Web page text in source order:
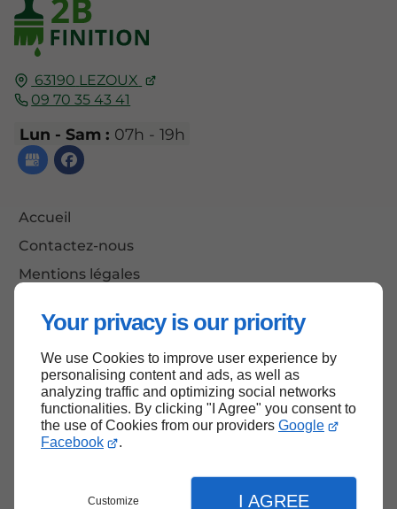
Your privacy is our priority
We use Cookies to improve user experience by
personalising content and ads, as well as
analyzing traffic and optimizing social networks
functionalities. By clicking "I Agree" you consent to
the use of Cookies from our providers Google
Facebook
.
Customize I AGREE
63190 LEZOUX
09 70 35 43 41
Lun - Sam : 07h - 19h
Accueil
Contactez-nous
Mentions légales
Haut de page